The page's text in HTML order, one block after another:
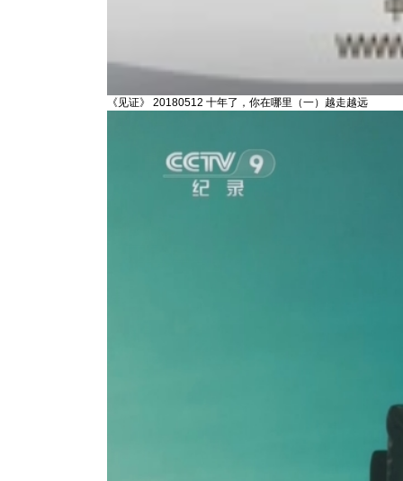
《见证》 20180512 十年了，你在哪里（一）越走越远